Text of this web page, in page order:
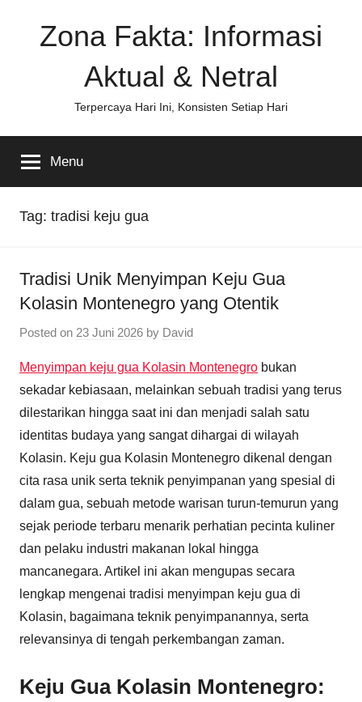
Zona Fakta: Informasi
Aktual & Netral
Terpercaya Hari Ini, Konsisten Setiap Hari
Menu
Tag: tradisi keju gua
Tradisi Unik Menyimpan Keju Gua
Kolasin Montenegro yang Otentik
Posted on 23 Juni 2026 by David
Menyimpan keju gua Kolasin Montenegro bukan
sekadar kebiasaan, melainkan sebuah tradisi yang terus
dilestarikan hingga saat ini dan menjadi salah satu
identitas budaya yang sangat dihargai di wilayah
Kolasin. Keju gua Kolasin Montenegro dikenal dengan
cita rasa unik serta teknik penyimpanan yang spesial di
dalam gua, sebuah metode warisan turun-temurun yang
sejak periode terbaru menarik perhatian pecinta kuliner
dan pelaku industri makanan lokal hingga
mancanegara. Artikel ini akan mengupas secara
lengkap mengenai tradisi menyimpan keju gua di
Kolasin, bagaimana teknik penyimpanannya, serta
relevansinya di tengah perkembangan zaman.
Keju Gua Kolasin Montenegro: